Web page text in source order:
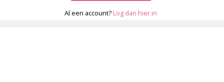
Al een account? Log dan hier in